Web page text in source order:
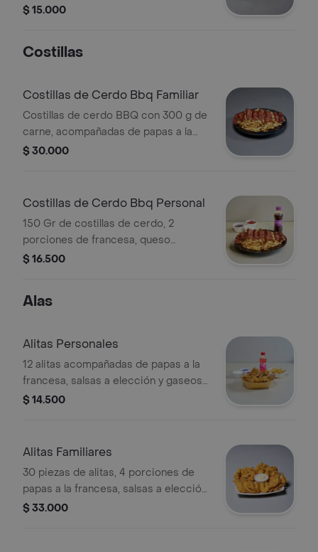
cebolla , jamon, queso, salsas, papa
productos postobon
$ 15.000
Costillas
Costillas de Cerdo Bbq Familiar
Costillas de cerdo BBQ con 300 g de
carne, acompañadas de papas a la
francesa y doble queso gratinado.
$ 30.000
Costillas de Cerdo Bbq Personal
150 Gr de costillas de cerdo, 2
porciones de francesa, queso
gratinado , gaseosa gratis 250 ml
$ 16.500
Alas
Alitas Personales
12 alitas acompañadas de papas a la
francesa, salsas a elección y gaseosa
de 250 ml.
$ 14.500
Alitas Familiares
30 piezas de alitas, 4 porciones de
papas a la francesa, salsas a elección
y gaseosa de litro gratis.
$ 33.000